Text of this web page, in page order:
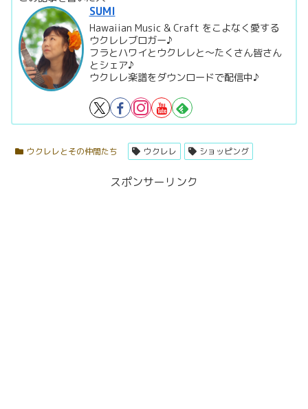
SUMI
Hawaiian Music & Craft をこよなく愛する
ウクレレブロガー♪
フラとハワイとウクレレと～たくさん皆さん
とシェア♪
ウクレレ楽譜をダウンロードで配信中♪
ウクレレとその仲間たち ウクレレ ショッピング
スポンサーリンク